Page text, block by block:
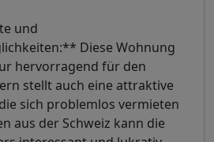
und
Diese Wohnung
hervorragend für den
stellt auch eine attraktive
sich problemlos vermieten
aus der Schweiz kann die